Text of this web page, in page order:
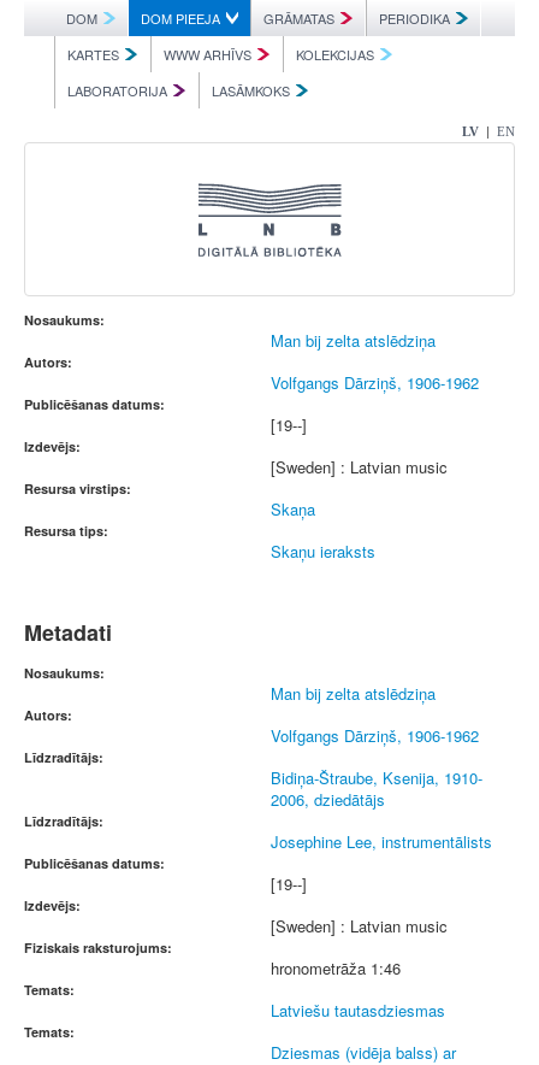
DOM DOM PIEEJA GRĀMATAS
PERIODIKA
KARTES
WWW ARHĪVS
KOLEKCIJAS
LABORATORIJA
LASĀMKOKS
LV | EN
Nosaukums:
Man bij zelta atslēdziņa
Autors:
Volfgangs Dārziņš, 1906-1962
Publicēšanas datums:
[19--]
Izdevējs:
[Sweden] : Latvian music
Resursa virstips:
Skaņa
Resursa tips:
Skaņu ieraksts
Metadati
Nosaukums:
Man bij zelta atslēdziņa
Autors:
Volfgangs Dārziņš, 1906-1962
Līdzradītājs:
Bidiņa-Štraube, Ksenija, 1910-
2006, dziedātājs
Līdzradītājs:
Josephine Lee, instrumentālists
Publicēšanas datums:
[19--]
Izdevējs:
[Sweden] : Latvian music
Fiziskais raksturojums:
hronometrāža 1:46
Temats:
Latviešu tautasdziesmas
Temats:
Dziesmas (vidēja balss) ar